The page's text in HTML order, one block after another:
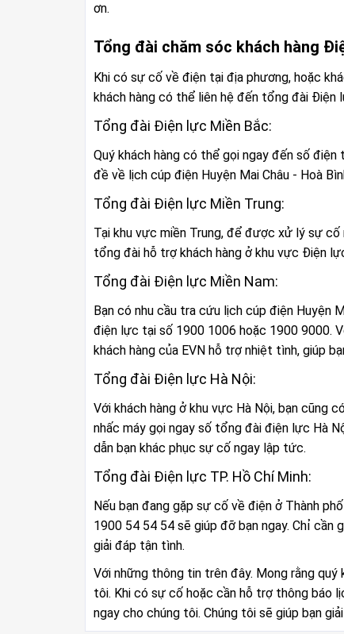
ơn.
Tổng đài chăm sóc khách hàng
Khi có sự cố về điện tại địa phương, hoặc
khách hàng có thể liên hệ đến tổng đài Điện
Tổng đài Điện lực Miền Bắc:
Quý khách hàng có thể gọi ngay đến số
đề về lịch cúp điện Huyện Mai Châu - Hoà
Tổng đài Điện lực Miền Trung:
Tại khu vực miền Trung, để được xử lý sự
tổng đài hỗ trợ khách hàng ở khu vực Điện
Tổng đài Điện lực Miền Nam:
Bạn có nhu cầu tra cứu lịch cúp điện Huyện
điện lực tại số 1900 1006 hoặc 1900 9000.
khách hàng của EVN hỗ trợ nhiệt tình, giúp
Tổng đài Điện lực Hà Nội:
Với khách hàng ở khu vực Hà Nội, bạn cũng
nhấc máy gọi ngay số tổng đài điện lực Hà
dẫn bạn khác phục sự cố ngay lập tức.
Tổng đài Điện lực TP. Hồ Chí Minh:
Nếu bạn đang gặp sự cố về điện ở Thành
1900 54 54 54 sẽ giúp đỡ bạn ngay. Chỉ
giải đáp tận tình.
Với những thông tin trên đây. Mong rằng
tôi. Khi có sự cố hoặc cần hỗ trợ thông báo
ngay cho chúng tôi. Chúng tôi sẽ giúp bạn